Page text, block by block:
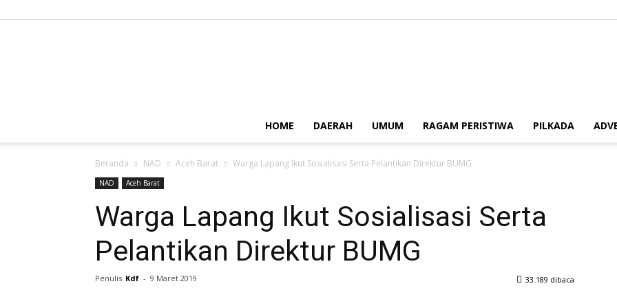
HOME DAERAH UMUM RAGAM PERISTIWA PILKADA
Beranda NAD Aceh Barat Warga Lapang Ikut Sosialisasi Serta Pelantikan Direktur BUMG
NAD Aceh Barat
Warga Lapang Ikut Sosialisasi Serta
Pelantikan Direktur BUMG
Penulis Kdf - 9 Maret 2019 33.189 dibaca